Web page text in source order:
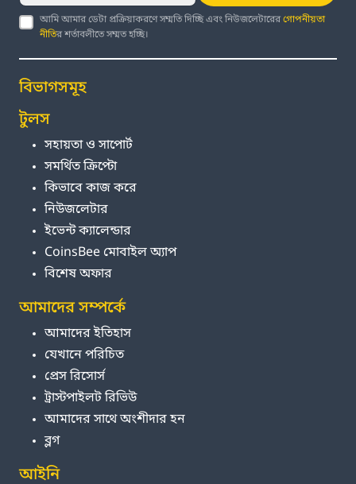
আমি আমার ডেটা প্রক্রিয়াকরণে সম্মতি দিচ্ছি এবং নিউজলেটারেরগোপনীয়তা
নীতির শর্তাবলীতে সম্মত হচ্ছি।
বিভাগসমূহ
টুলস
সহায়তা ও সাপোর্ট
সমর্থিত ক্রিপ্টো
কিভাবে কাজ করে
নিউজলেটার
ইভেন্ট ক্যালেন্ডার
CoinsBee মোবাইল অ্যাপ
বিশেষ অফার
আমাদের সম্পর্কে
আমাদের ইতিহাস
যেখানে পরিচিত
প্রেস রিসোর্স
ট্রাস্টপাইলট রিভিউ
আমাদের সাথে অংশীদার হন
ব্লগ
আইনি